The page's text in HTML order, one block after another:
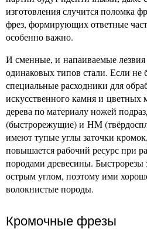
изготовления случится поломка
фрез, формирующих ответные
особенно важно.
И сменные, и напаиваемые лезвия
одинаковых типов стали. Если не
специальные расходники для
искусственного камня и цветных
дерева по материалу ножей
(быстрорежущие) и HM
имеют тупые углы заточки кромок,
повышается рабочий ресурс при
породами древесины. Быстрорезы
острым углом, поэтому ими
волокнистые породы.
Кромочные фрезы